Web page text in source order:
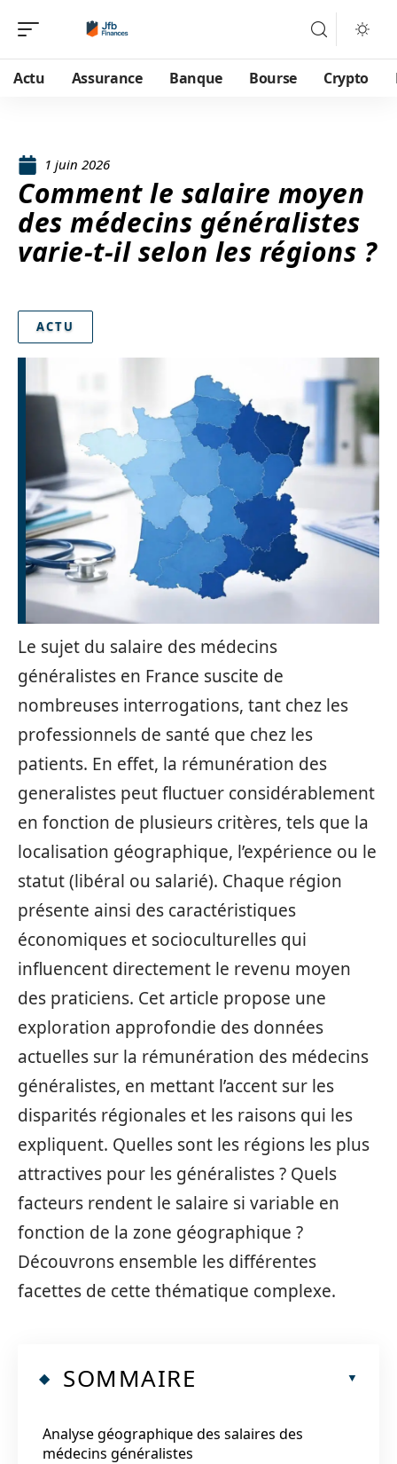
Actu Assurance Banque Bourse Crypto
1 juin 2026
Comment le salaire moyen
des médecins généralistes
varie-t-il selon les régions ?
ACTU
Le sujet du salaire des médecins
généralistes en France suscite de
nombreuses interrogations, tant chez les
professionnels de santé que chez les
patients. En effet, la rémunération des
generalistes peut fluctuer considérablement
en fonction de plusieurs critères, tels que la
localisation géographique, l’expérience ou le
statut (libéral ou salarié). Chaque région
présente ainsi des caractéristiques
économiques et socioculturelles qui
influencent directement le revenu moyen
des praticiens. Cet article propose une
exploration approfondie des données
actuelles sur la rémunération des médecins
généralistes, en mettant l’accent sur les
disparités régionales et les raisons qui les
expliquent. Quelles sont les régions les plus
attractives pour les généralistes ? Quels
facteurs rendent le salaire si variable en
fonction de la zone géographique ?
Découvrons ensemble les différentes
facettes de cette thématique complexe.
SOMMAIRE
Analyse géographique des salaires des
médecins généralistes